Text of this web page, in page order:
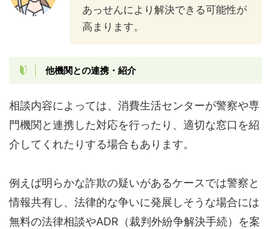
あっせんにより解決できる可能性が
高まります。
他機関との連携・紹介
相談内容によっては、消費生活センターが警察や専
門機関と連携した対応を行ったり、適切な窓口を紹
介してくれたりする場合もあります。
例えば明らかな詐欺の疑いがあるケースでは警察と
情報共有し、法律的な争いに発展しそうな場合には
無料の法律相談やADR（裁判外紛争解決手続）を案